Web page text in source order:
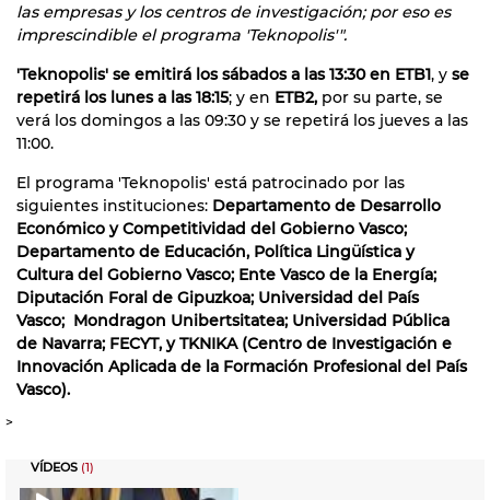
las empresas y los centros de investigación; por eso es
imprescindible el programa 'Teknopolis'".
'Teknopolis' se emitirá los sábados a las 13:30 en ETB1, y se
repetirá los lunes a las 18:15; y en ETB2, por su parte, se
verá los domingos a las 09:30 y se repetirá los jueves a las
11:00.
El programa 'Teknopolis' está patrocinado por las
siguientes instituciones: Departamento de Desarrollo
Económico y Competitividad del Gobierno Vasco;
Departamento de Educación, Política Lingüística y
Cultura del Gobierno Vasco; Ente Vasco de la Energía;
Diputación Foral de Gipuzkoa; Universidad del País
Vasco; Mondragon Unibertsitatea; Universidad Pública
de Navarra; FECYT, y TKNIKA (Centro de Investigación e
Innovación Aplicada de la Formación Profesional del País
Vasco).
>
VÍDEOS (1)